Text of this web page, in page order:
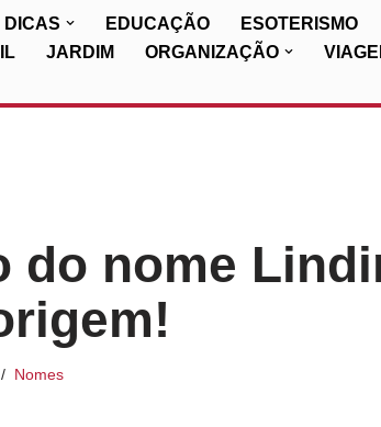
DICAS EDUCAÇÃO ESOTERISMO
JARDIM ORGANIZAÇÃO
do nome
Nomes